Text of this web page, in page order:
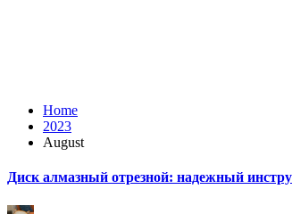
Home
2023
August
Диск алмазный отрезной: надежный